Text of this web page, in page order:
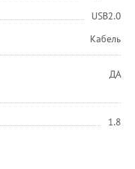
USB2.0
Кабель
ДА
1.8